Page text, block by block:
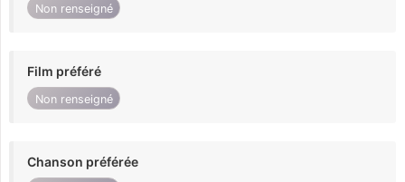
Non renseigné
Film préféré
Non renseigné
Chanson préférée